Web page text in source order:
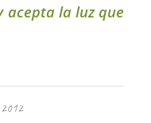
acepta la luz que